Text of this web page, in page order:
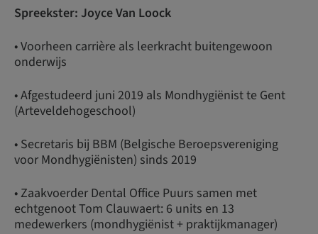
Spreekster: Joyce Van Loock
• Voorheen carrière als leerkracht buitengewoon
onderwijs
• Afgestudeerd juni 2019 als Mondhygiënist te Gent
(Arteveldehogeschool)
• Secretaris bij BBM (Belgische Beroepsvereniging
voor Mondhygiënisten) sinds 2019
• Zaakvoerder Dental Office Puurs samen met
echtgenoot Tom Clauwaert: 6 units en 13
medewerkers (mondhygiënist + praktijkmanager)